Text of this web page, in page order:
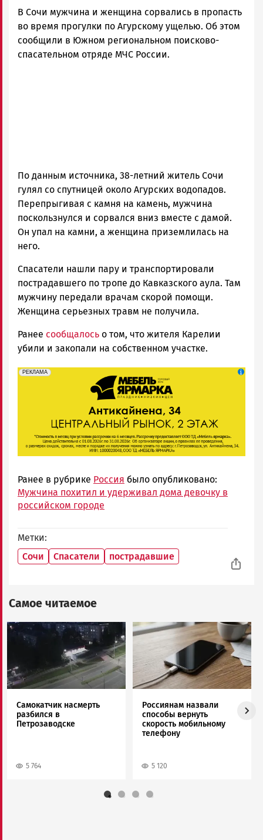
В Сочи мужчина и женщина сорвались в пропасть
во время прогулки по Агурскому ущелью. Об этом
сообщили в Южном региональном поисково-
спасательном отряде МЧС России.
По данным источника, 38-летний житель Сочи
гулял со спутницей около Агурских водопадов.
Перепрыгивая с камня на камень, мужчина
поскользнулся и сорвался вниз вместе с дамой.
Он упал на камни, а женщина приземлилась на
него.
Спасатели нашли пару и транспортировали
пострадавшего по тропе до Кавказского аула. Там
мужчину передали врачам скорой помощи.
Женщина серьезных травм не получила.
Ранее сообщалось о том, что жителя Карелии
убили и закопали на собственном участке.
erid: 2SDnjeFymr3
РЕКЛАМА
Реклама
Ранее в рубрике Россия было опубликовано:
Мужчина похитил и удерживал дома девочку в
российском городе
Метки
Сочи
Спасатели пострадавшие
Самое читаемое
Image
Самокатчик насмерть
разбился в
Петрозаводске
5 764
Image
Россиянам назвали
способы вернуть
скорость мобильному
телефону
5 120